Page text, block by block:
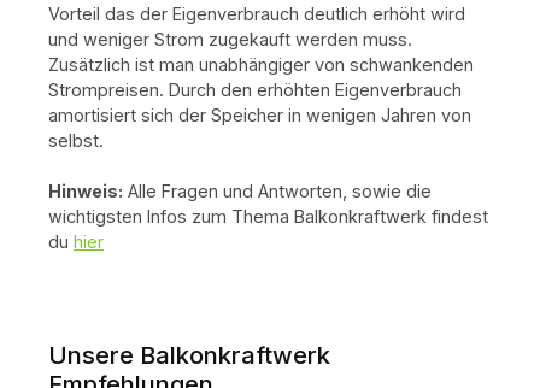
Vorteil das der Eigenverbrauch deutlich erhöht wird
und weniger Strom zugekauft werden muss.
Zusätzlich ist man unabhängiger von schwankenden
Strompreisen. Durch den erhöhten Eigenverbrauch
amortisiert sich der Speicher in wenigen Jahren von
selbst.
Hinweis: Alle Fragen und Antworten, sowie die
wichtigsten Infos zum Thema Balkonkraftwerk findest
du hier
Unsere Balkonkraftwerk